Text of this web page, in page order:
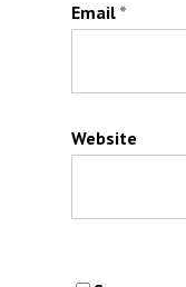
Email *
Website